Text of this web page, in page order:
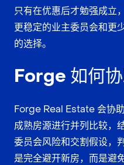
只有在优惠后才勉强成立
更稳定的业主委员会和更
的选择。
Forge 如何
Forge Real Estate 会协
成熟房源进行并列比较，
委员会风险和交割假设，
是完全避开新房，而是避